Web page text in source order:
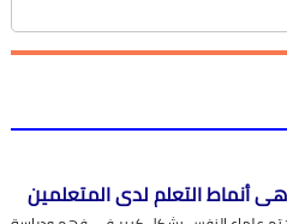
أنماط التعلم لدى المتعلمين